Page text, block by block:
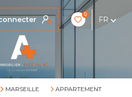
0
FR
MARSEILLE APPARTEMENT